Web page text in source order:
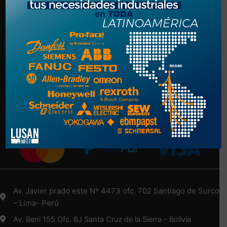
Politica de Privacidad
Términos y Condiciones
NUESTRA EMPRESA
Nosotros
Más Información Aquí
Medios de Pago
Av. Javier prado este Nº 4473 ofc. 702 Santiago de Surco
– Lima- Perú
Av. Beni 155 Ofc. 6J Santa Cruz de la Sierra - Bolivia